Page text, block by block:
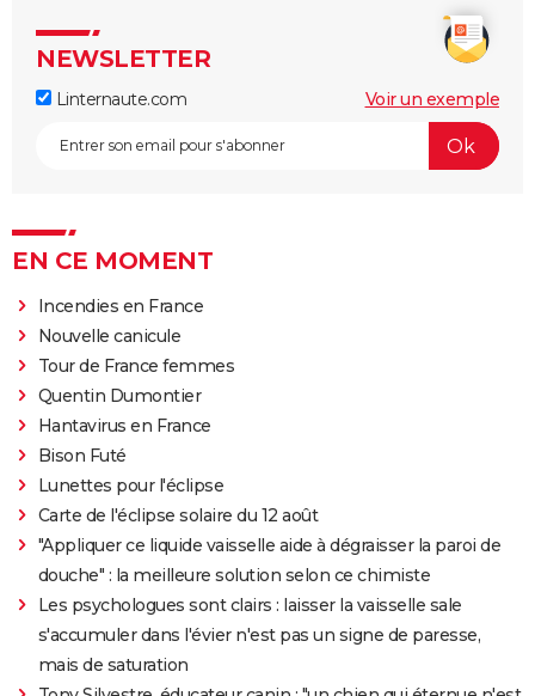
NEWSLETTER
Linternaute.com Voir un exemple
EN CE MOMENT
Incendies en France
Nouvelle canicule
Tour de France femmes
Quentin Dumontier
Hantavirus en France
Bison Futé
Lunettes pour l'éclipse
Carte de l'éclipse solaire du 12 août
"Appliquer ce liquide vaisselle aide à dégraisser la paroi de
douche" : la meilleure solution selon ce chimiste
Les psychologues sont clairs : laisser la vaisselle sale
s'accumuler dans l'évier n'est pas un signe de paresse,
mais de saturation